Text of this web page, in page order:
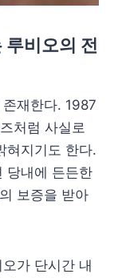
루비오의 전
재한다. 1987
처럼 사실로
혀지기도 한다.
당내에 든든한
보증을 받아
가 단시간 내